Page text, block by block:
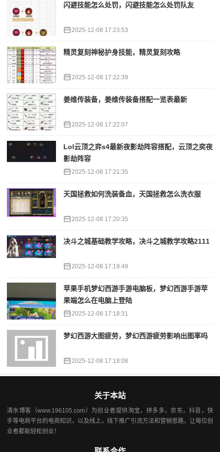
闪避技能怎么处罚，闪避技能怎么处罚队友
2025-12-08 17:23:53
精灵复刻神秘护身技能，精灵复刻攻略
2025-12-08 17:22:39
姜维传装备，姜维传装备搭配一览表最新
2025-12-08 17:22:07
Lol云顶之弈s4最新夜影劫阵容搭配，云顶之奕夜
影劫阵容
2025-12-08 17:21:35
天国拯救如何洗装备血，天国拯救怎么洗衣服
2025-12-08 17:20:35
决斗之城基础教学攻略，决斗之城教学攻略2111
2025-12-08 17:19:49
苹果手机梦幻西游手游电脑板，梦幻西游手游苹
果端怎么在电脑上登陆
2025-12-08 17:18:31
梦幻西游大图疲劳，梦幻西游疲劳影响出图率吗
2025-12-08 17:18:08
关于本站
清水博客（www.196105.com）为创业者提供淘宝，拼多多，京东，抖音，快
手等电商平台的电商知识，以及线上，线下推广引流方法和营销思路，让每位创
业者都能轻松创业！